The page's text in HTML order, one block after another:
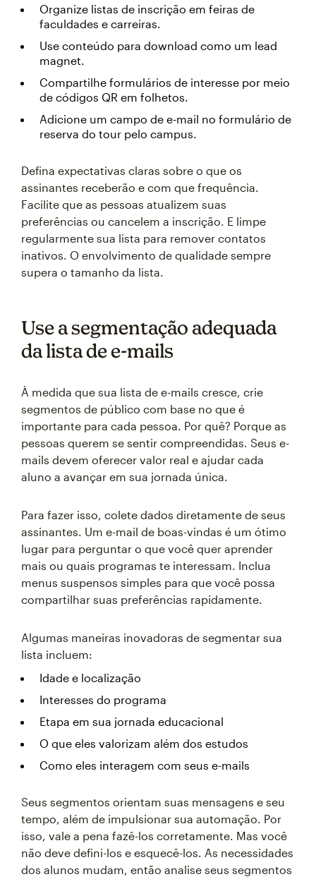
Organize listas de inscrição em feiras de
faculdades e carreiras.
Use conteúdo para download como um lead
magnet.
Compartilhe formulários de interesse por meio
de códigos QR em folhetos.
Adicione um campo de e-mail no formulário de
reserva do tour pelo campus.
Defina expectativas claras sobre o que os
assinantes receberão e com que frequência.
Facilite que as pessoas atualizem suas
preferências ou cancelem a inscrição. E limpe
regularmente sua lista para remover contatos
inativos. O envolvimento de qualidade sempre
supera o tamanho da lista.
Use a segmentação adequada
da lista de e-mails
À medida que sua lista de e-mails cresce, crie
segmentos de público com base no que é
importante para cada pessoa. Por quê? Porque as
pessoas querem se sentir compreendidas. Seus e-
mails devem oferecer valor real e ajudar cada
aluno a avançar em sua jornada única.
Para fazer isso, colete dados diretamente de seus
assinantes. Um e-mail de boas-vindas é um ótimo
lugar para perguntar o que você quer aprender
mais ou quais programas te interessam. Inclua
menus suspensos simples para que você possa
compartilhar suas preferências rapidamente.
Algumas maneiras inovadoras de segmentar sua
lista incluem:
Idade e localização
Interesses do programa
Etapa em sua jornada educacional
O que eles valorizam além dos estudos
Como eles interagem com seus e-mails
Seus segmentos orientam suas mensagens e seu
tempo, além de impulsionar sua automação. Por
isso, vale a pena fazê-los corretamente. Mas você
não deve defini-los e esquecê-los. As necessidades
dos alunos mudam, então analise seus segmentos